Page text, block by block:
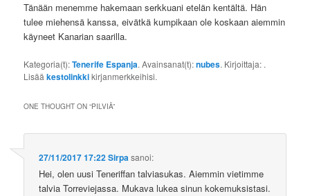
Tänään menemme hakemaan serkkuani etelän kentältä. Hän
tulee miehensä kanssa, eivätkä kumpikaan ole koskaan aiemmin
käyneet Kanarian saarilla.
Kategoria(t):Tenerife Espanja. Avainsanat(t):nubes. Kirjoittaja: .
Lisääkestolinkkikirjanmerkkeihisi.
ONE THOUGHT ON “PILVIÄ”
27/11/2017 17:22Sirpasanoi:
Hei, olen uusi Teneriffan talviasukas. Aiemmin vietimme
talvia Torreviejassa. Mukava lukea sinun kokemuksistasi.